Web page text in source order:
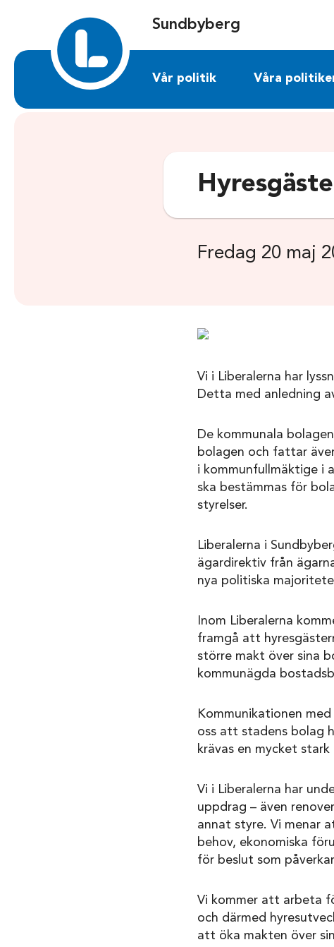
Sundbyberg
Vår politik Våra
Fredag 20 maj
Vi i Liberalerna har
Detta med anledning
De kommunala
bolagen och fattar
i kommunfullmäktige i
ska bestämmas för
styrelser.
Liberalerna i
ägardirektiv från
nya politiska
Inom Liberalerna
framgå att
större makt över sina
kommunägda
Kommunikationen
oss att stadens bolag
krävas en mycket
Vi i Liberalerna har
uppdrag – även
annat styre. Vi menar
behov, ekonomiska
för beslut som
Vi kommer att arbeta
och därmed
att öka makten över